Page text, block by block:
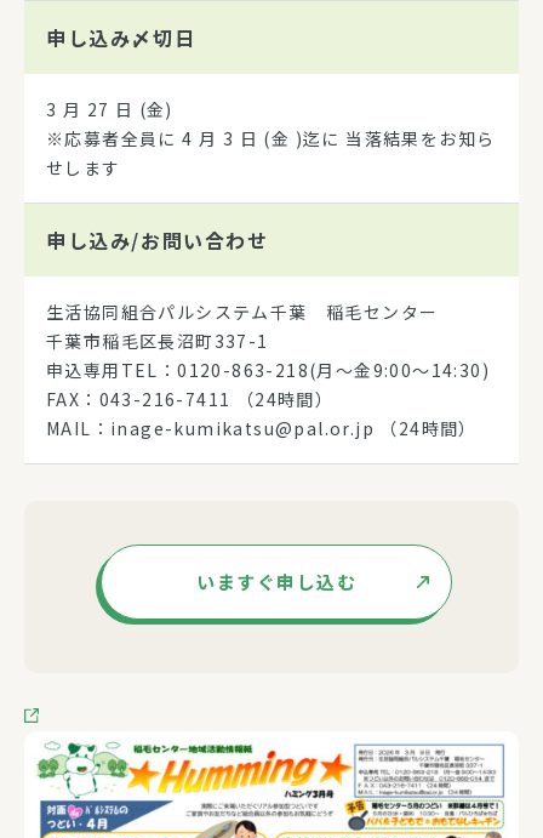
申し込み〆切日
3 月 27 日 (金)
※応募者全員に 4 月 3 日 (金 )迄に 当落結果をお知ら
せします
申し込み/お問い合わせ
生活協同組合パルシステム千葉 稲毛センター
千葉市稲毛区長沼町337-1
申込専用TEL：0120-863-218(月～金9:00～14:30)
FAX：043-216-7411 （24時間）
MAIL：inage-kumikatsu@pal.or.jp （24時間）
いますぐ申し込む